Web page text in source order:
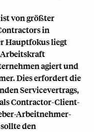
von größter
in
Hauptfokus liegt
Arbeitskraft
agiert und
Dies erfordert die
Servicevertrags,
Contractor-Client-
Arbeitnehmer-
den